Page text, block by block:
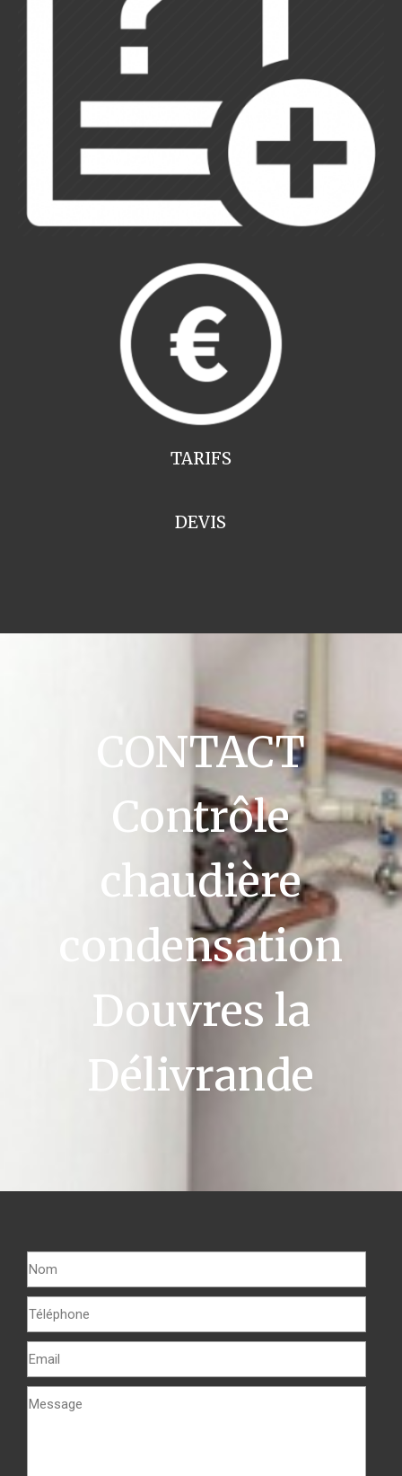
TARIFS
DEVIS
CONTACT
Contrôle
chaudière
condensation
Douvres la
Délivrande